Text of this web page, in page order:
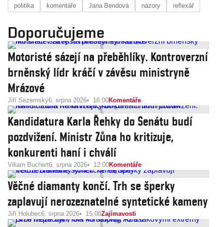
politika komentáře Jana Bendová názory reflexář
Doporučujeme
Motoristé sázejí na přeběhlíky. Kontroverzní
brněnský lídr kráčí v závěsu ministryně
Mrázové
Jiří Sezemský6. srpna 2026 16:00Komentáře
Kandidatura Karla Řehky do Senátu budí
pozdvižení. Ministr Zůna ho kritizuje,
konkurenti haní i chválí
Viliam Buchert6. srpna 2026 12:00Komentáře
Věčné diamanty končí. Trh se šperky
zaplavují nerozeznatelné syntetické kameny
Jiří Holubec6. srpna 2026 15:00Zajímavosti